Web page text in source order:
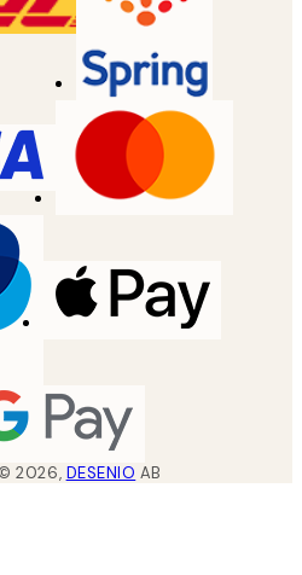
©2026, DESENIO AB